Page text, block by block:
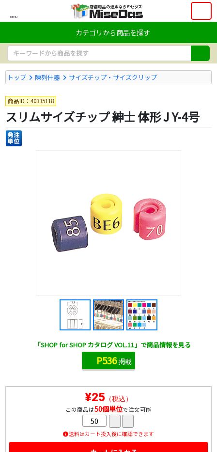
MENU
カテゴリから商品を探す
トップ 陳列什器 サイズチップ・サイズクリップ
商品ID：40335118
スリムサイズチップ 紳士 体形 J Y-4号
¥25 （税込）
この商品は50個単位で注文可能
送料はカート投入後に確認できます
「SHOP for SHOP カタログ VOL.11」で商品情報を見る
P536掲載